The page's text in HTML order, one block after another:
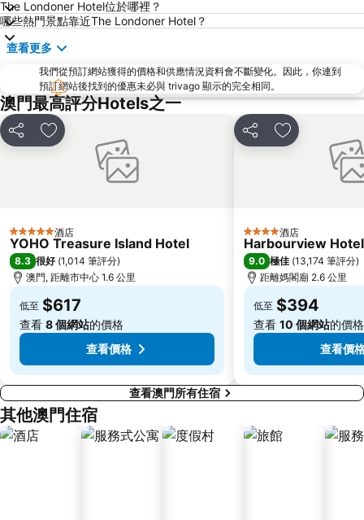
金灣區
九洲港
議事廳前地
金蓮花廣場
Zhuhai xiangzhou coach station
Tai O
媽閣廟
Tung Chung Metro Station
CityGate Outlet
珠海美人魚雕像
Casino Babylon
大炮臺
Zhuhai Sandie Waterfalls
The Third Affiliated Hospital Sun YatSen University
Sun Yat-sen University
Song Yusheng Park
Flora Gardens
International Youth Dance Festival
Airport Metro Station
The Londoner Hotel位於哪裡？
哪些熱門景點靠近The Londoner Hotel？
查看更多
我們從預訂網站獲得的價格和供應情況資料會不斷變化。因此，你連到
預訂網站後找到的優惠未必與 trivago 顯示的完全相同。
澳門最高評分Hotels之一
分享 放到收藏夾
5 星級 酒店
YOHO Treasure Island Hotel
8.3 很好 (1,014 筆評分)
澳門, 距離市中心 1.6 公里
低至 $617
查看 8 個網站的價格
查看價格
分享 放到收藏夾
4 星級 酒店
Harbourview
9.0 極佳 (13,174 筆評分)
距離媽閣廟 2.6 公里
低至 $394
查看 10 個網站的價格
查看價
查看澳門所有住宿
其他澳門住宿